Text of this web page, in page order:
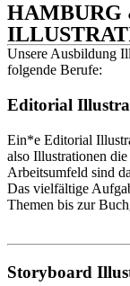
HAMBURG
Unsere Ausbildung
folgende Berufe:
Editorial
Ein*e Editorial
also Illustrationen
Arbeitsumfeld sind
Das vielfältige
Themen bis zur
Storyboard